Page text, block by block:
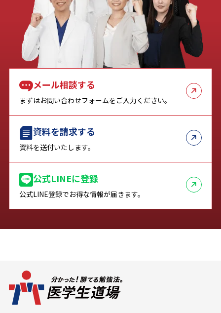
メール相談する
まずはお問い合わせフォームをご入力ください。
資料を請求する
資料を送付いたします。
公式LINEに登録
公式LINE登録でお得な情報が届きます。